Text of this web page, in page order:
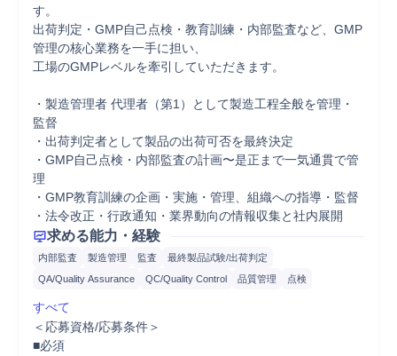
す。
出荷判定・GMP自己点検・教育訓練・内部監査など、GMP
管理の核心業務を一手に担い、
工場のGMPレベルを牽引していただきます。
・製造管理者 代理者（第1）として製造工程全般を管理・
監督
・出荷判定者として製品の出荷可否を最終決定
・GMP自己点検・内部監査の計画〜是正まで一気通貫で管
理
・GMP教育訓練の企画・実施・管理、組織への指導・監督
・法令改正・行政通知・業界動向の情報収集と社内展開
求める能力・経験
内部監査 製造管理 監査
最終製品試験/出荷判定
QA/Quality Assurance
QC/Quality Control 品質管理 点検
すべて
＜応募資格/応募条件＞
■必須